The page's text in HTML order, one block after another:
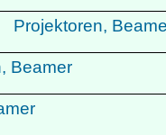
Projektoren,
Beamer